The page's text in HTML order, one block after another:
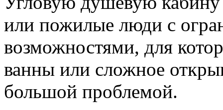
или пожилые люди с
возможностями, для
ванны или сложное
большой проблемой.